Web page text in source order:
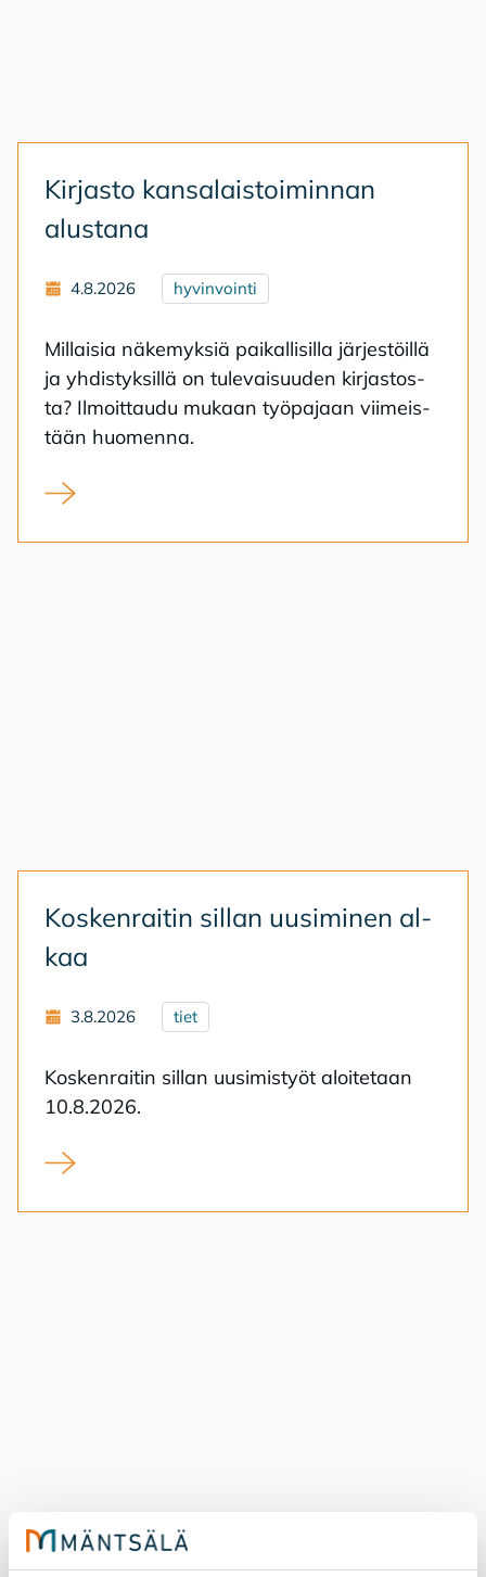
Kir­jas­to kan­sa­lais­toi­min­nan
alus­ta­na
4.8.2026 hyvinvointi
Mil­lai­sia nä­ke­myk­siä pai­kal­li­sil­la jär­jes­töil­lä
ja yh­dis­tyk­sil­lä on tu­le­vai­suu­den kir­jas­tos­
ta? Il­moit­tau­du mu­kaan työ­pa­jaan vii­meis­
tään huo­men­na.
Kirjasto kansalaistoiminnan alustana
Kos­ken­rai­tin sil­lan uusi­mi­nen al­
kaa
3.8.2026 tiet
Kos­ken­rai­tin sil­lan uusi­mis­työt aloi­te­taan
10.8.2026.
Koskenraitin sillan uusiminen alkaa